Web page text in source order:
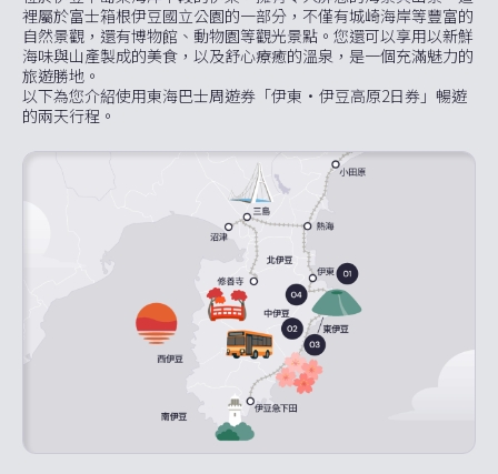
裡屬於富士箱根伊豆國立公園的一部分，不僅有城崎海岸等豐富的
自然景觀，還有博物館、動物園等觀光景點。您還可以享用以新鮮
海味與山產製成的美食，以及舒心療癒的溫泉，是一個充滿魅力的
旅遊勝地。
以下為您介紹使用東海巴士周遊券「伊東·伊豆高原2日券」暢遊
的兩天行程。